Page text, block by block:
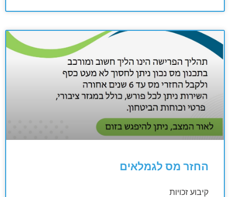
החזר מס לגמלאים
קיבוע זכויות